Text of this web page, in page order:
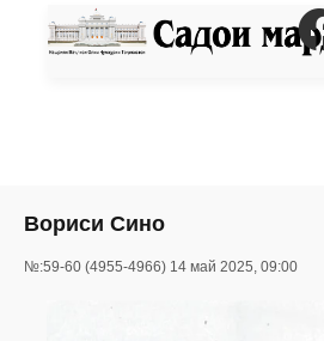
Вориси Сино
№:59-60 (4955-4966) 14 май 2025, 09:00